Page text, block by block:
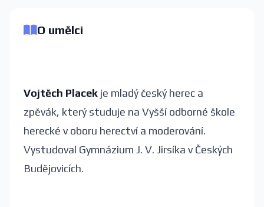
O umělci
Vojtěch Placek je mladý český herec a
zpěvák, který studuje na Vyšší odborné škole
herecké v oboru herectví a moderování.
Vystudoval Gymnázium J. V. Jirsíka v Českých
Budějovicích.